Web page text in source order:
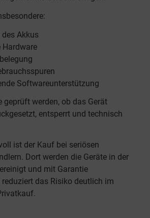
Akkus
Hardware
Softwareunterstützung
geprüft werden, ob das Gerät
entsperrt und technisch
ist der Kauf bei seriösen
Dort werden die Geräte in der
und mit Garantie
das Risiko deutlich im